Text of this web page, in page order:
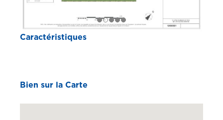
Caractéristiques
Bien sur la Carte